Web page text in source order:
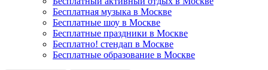
Бесплатная музыка в Москве
Бесплатные шоу в Москве
Бесплатные праздники в Москве
Бесплатно! стендап в Москве
Бесплатные образование в Москве